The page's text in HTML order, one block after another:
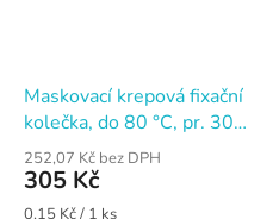
Maskovací krepová fixační
kolečka, do 80 °C, pr. 30
mm
252,07 Kč bez DPH
305 Kč
Měrná